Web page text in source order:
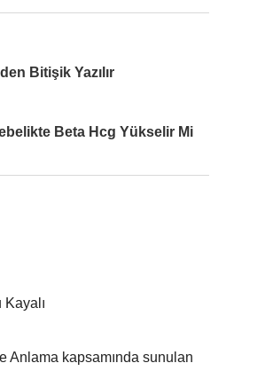
Bitişik Yazılır
Beta Hcg Yükselir Mi
Kayalı
Anlama kapsamında sunulan